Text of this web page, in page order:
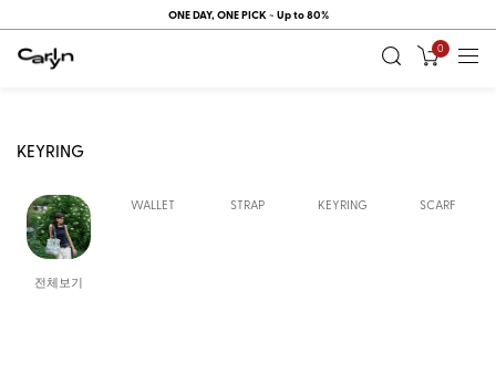
ONE DAY, ONE PICK ~ Up to 80%
0
KEYRING
전체보기
WALLET STRAP KEYRING SCARF